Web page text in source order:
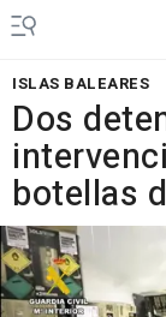
ISLAS BALEARES
Dos
botellas